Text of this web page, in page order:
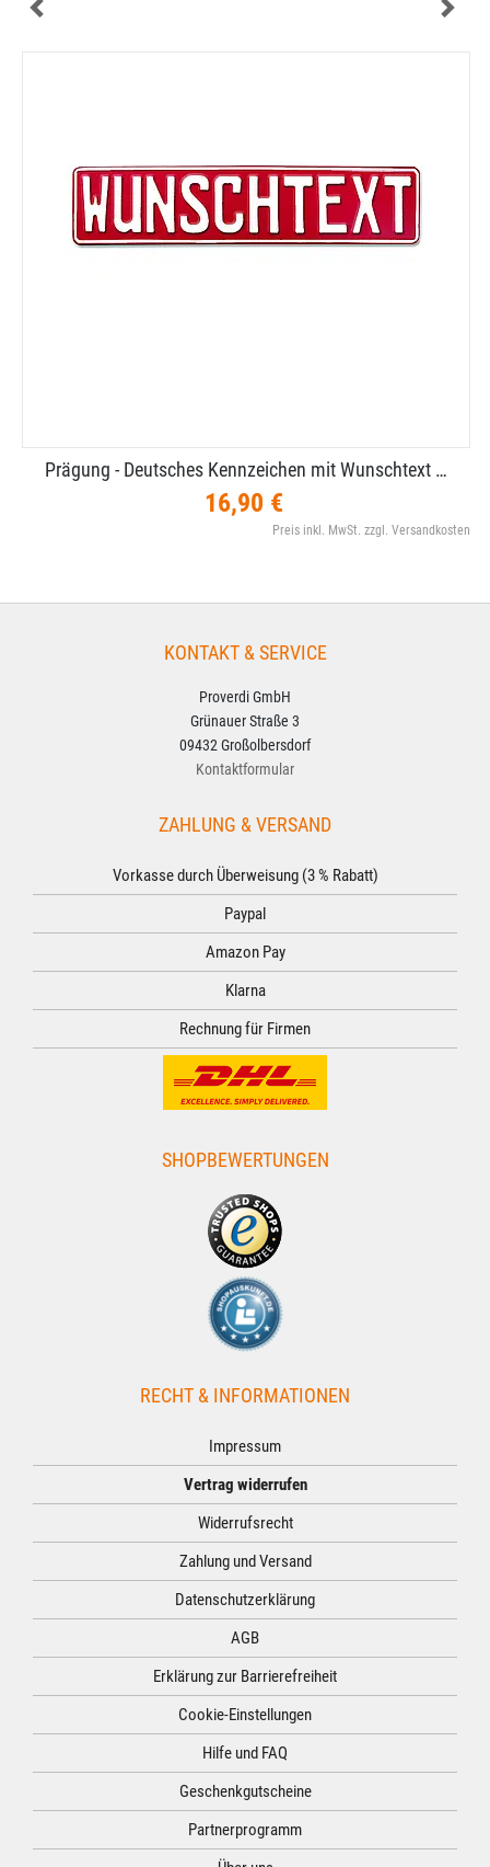
Prägung - Deutsches Kennzeichen mit Wunschtext …
16,90 €
Preis inkl. MwSt. zzgl. Versandkosten
KONTAKT & SERVICE
Proverdi GmbH
Grünauer Straße 3
09432 Großolbersdorf
Kontaktformular
ZAHLUNG & VERSAND
Vorkasse durch Überweisung (3 % Rabatt)
Paypal
Amazon Pay
Klarna
Rechnung für Firmen
SHOPBEWERTUNGEN
RECHT & INFORMATIONEN
Impressum
Vertrag widerrufen
Widerrufsrecht
Zahlung und Versand
Datenschutzerklärung
AGB
Erklärung zur Barrierefreiheit
Cookie-Einstellungen
Hilfe und FAQ
Geschenkgutscheine
Partnerprogramm